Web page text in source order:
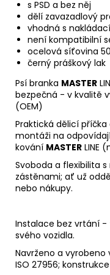
s PSD a bez něj
dělí zavazadlový
vhodná s
není kompatibilní
ocelová síťovina
černý práškový lak
Psí branka MASTER
bezpečná - v kvalitě
(OEM)
Praktická dělicí
montáži na
kování MASTER LINE
Svoboda a flexibilita
zástěnami; ať už
nebo nákupy.
Instalace bez vrtání
svého vozidla.
Navrženo a vyrobeno
ISO 27956;